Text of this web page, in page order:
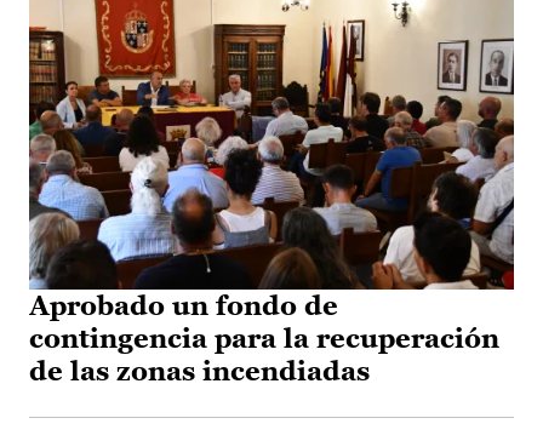
Aprobado un fondo de
contingencia para la recuperación
de las zonas incendiadas